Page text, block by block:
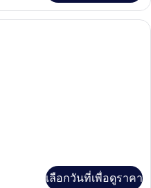
ตู้นิรภัยในห้องพัก, โต๊ะทำงาน, พื้นที่ท
เลือกวันที่เพื่อดูราคา